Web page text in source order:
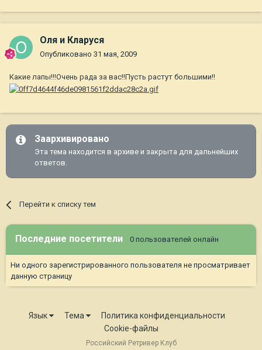
Оля и Кларуся
Опубликовано 31 мая, 2009
Какие лапы!!!Очень рада за вас!!Пусть растут большими!!
Заархивировано
Эта тема находится в архиве и закрыта для дальнейших
ответов.
Перейти к списку тем
Последние посетители 0 пользователей онлайн
Ни одного зарегистрированного пользователя не просматривает
данную страницу
Язык Тема
Политика конфиденциальности
Cookie-файлы
Российский Ретривер Клуб